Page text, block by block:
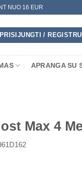
NUO 16 EUR
PRISIJUNGTI /
APRANGA SU
Max 4